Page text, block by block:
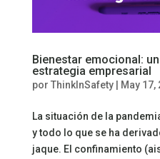
Bienestar emocional:
estrategia empresarial
por ThinkInSafety| May 17,
La situación de la
y todo lo que se ha
jaque. El confinamiento